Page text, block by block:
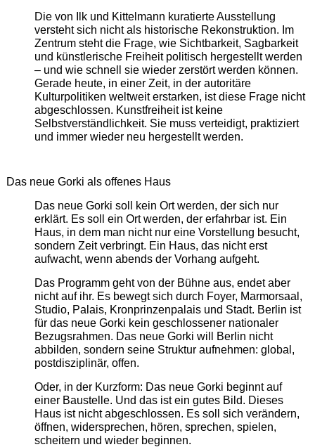
Die von Ilk und Kittelmann kuratierte Ausstellung
versteht sich nicht als historische Rekonstruktion. Im
Zentrum steht die Frage, wie Sichtbarkeit, Sagbarkeit
und künstlerische Freiheit politisch hergestellt werden
– und wie schnell sie wieder zerstört werden können.
Gerade heute, in einer Zeit, in der autoritäre
Kulturpolitiken weltweit erstarken, ist diese Frage nicht
abgeschlossen. Kunstfreiheit ist keine
Selbstverständlichkeit. Sie muss verteidigt, praktiziert
und immer wieder neu hergestellt werden.
Das neue Gorki als offenes Haus
Das neue Gorki soll kein Ort werden, der sich nur
erklärt. Es soll ein Ort werden, der erfahrbar ist. Ein
Haus, in dem man nicht nur eine Vorstellung besucht,
sondern Zeit verbringt. Ein Haus, das nicht erst
aufwacht, wenn abends der Vorhang aufgeht.
Das Programm geht von der Bühne aus, endet aber
nicht auf ihr. Es bewegt sich durch Foyer, Marmorsaal,
Studio, Palais, Kronprinzenpalais und Stadt. Berlin ist
für das neue Gorki kein geschlossener nationaler
Bezugsrahmen. Das neue Gorki will Berlin nicht
abbilden, sondern seine Struktur aufnehmen: global,
postdisziplinär, offen.
Oder, in der Kurzform: Das neue Gorki beginnt auf
einer Baustelle. Und das ist ein gutes Bild. Dieses
Haus ist nicht abgeschlossen. Es soll sich verändern,
öffnen, widersprechen, hören, sprechen, spielen,
scheitern und wieder beginnen.